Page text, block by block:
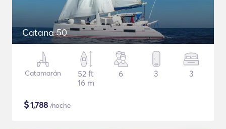
Catana 50
Catamarán
52 ft
16 m
6 3 3
$1,788 /noche